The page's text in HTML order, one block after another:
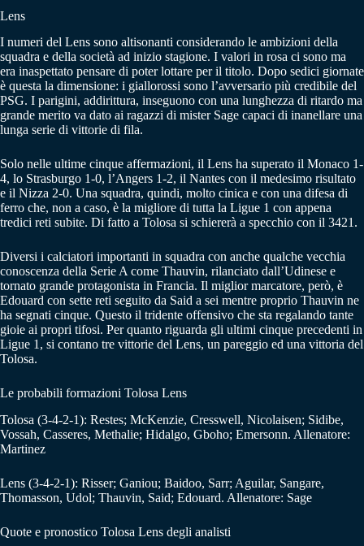
Lens
I numeri del Lens sono altisonanti considerando le ambizioni della
squadra e della società ad inizio stagione. I valori in rosa ci sono ma
era inaspettato pensare di poter lottare per il titolo. Dopo sedici giornate
è questa la dimensione: i giallorossi sono l’avversario più credibile del
PSG. I parigini, addirittura, inseguono con una lunghezza di ritardo ma
grande merito va dato ai ragazzi di mister Sage capaci di inanellare una
lunga serie di vittorie di fila.
Solo nelle ultime cinque affermazioni, il Lens ha superato il Monaco 1-
4, lo Strasburgo 1-0, l’Angers 1-2, il Nantes con il medesimo risultato
e il Nizza 2-0. Una squadra, quindi, molto cinica e con una difesa di
ferro che, non a caso, è la migliore di tutta la Ligue 1 con appena
tredici reti subite. Di fatto a Tolosa si schiererà a specchio con il 3421.
Diversi i calciatori importanti in squadra con anche qualche vecchia
conoscenza della Serie A come Thauvin, rilanciato dall’Udinese e
tornato grande protagonista in Francia. Il miglior marcatore, però, è
Edouard con sette reti seguito da Said a sei mentre proprio Thauvin ne
ha segnati cinque. Questo il tridente offensivo che sta regalando tante
gioie ai propri tifosi. Per quanto riguarda gli ultimi cinque precedenti in
Ligue 1, si contano tre vittorie del Lens, un pareggio ed una vittoria del
Tolosa.
Le probabili formazioni Tolosa Lens
Tolosa (3-4-2-1): Restes; McKenzie, Cresswell, Nicolaisen; Sidibe,
Vossah, Casseres, Methalie; Hidalgo, Gboho; Emersonn. Allenatore:
Martinez
Lens (3-4-2-1): Risser; Ganiou; Baidoo, Sarr; Aguilar, Sangare,
Thomasson, Udol; Thauvin, Said; Edouard. Allenatore: Sage
Quote e pronostico Tolosa Lens degli analisti